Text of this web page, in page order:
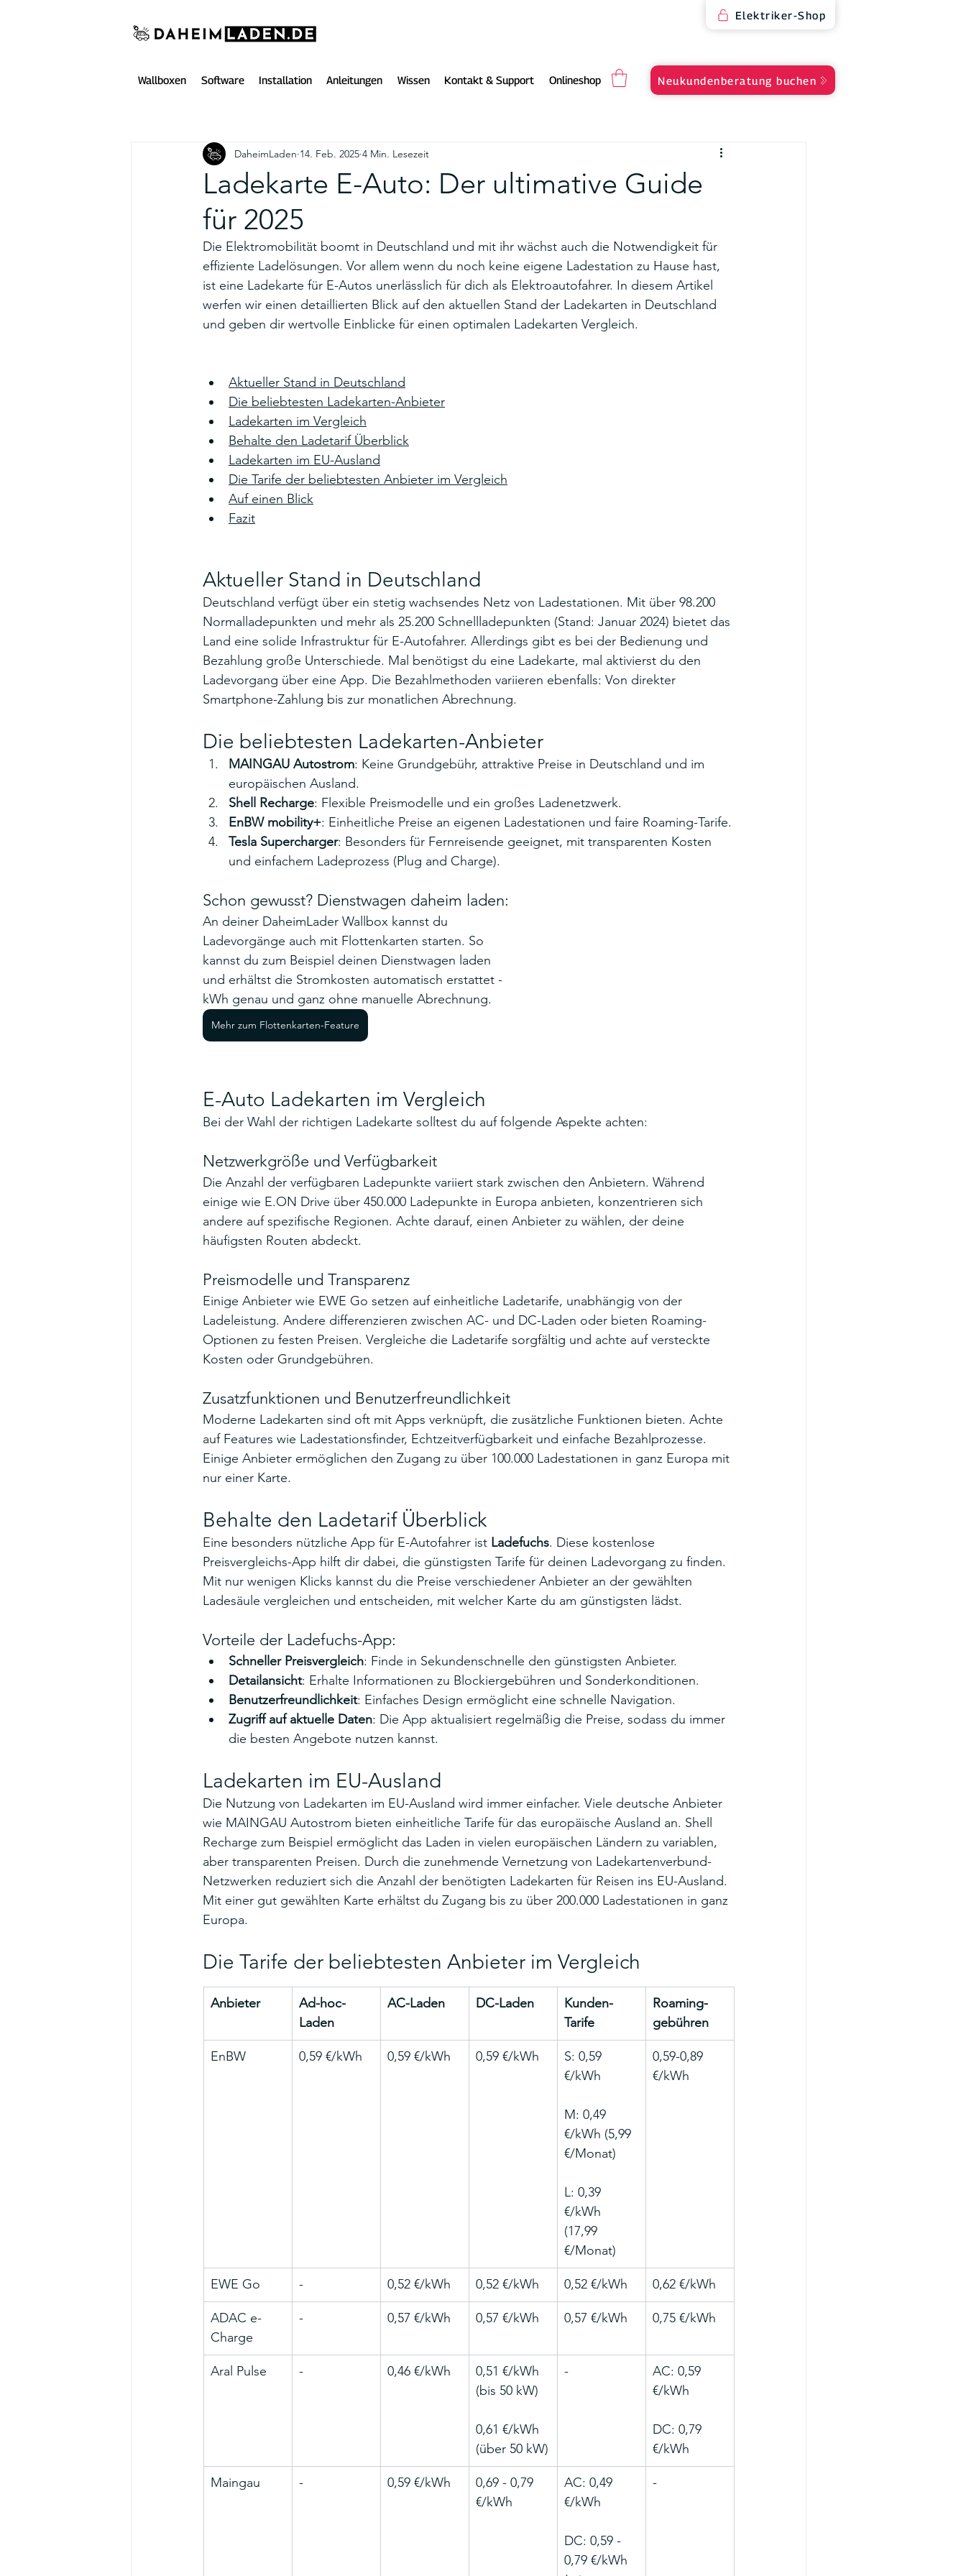
Wallboxen Software Installation Anleitungen Wissen Kontakt & Support Onlineshop
Elektriker-Shop
Neukundenberatung buchen
Ladekarte E-Auto: Der ultimative Guide
für 2025
DaheimLaden 14. Feb. 2025 4 Min. Lesezeit
Die Elektromobilität boomt in Deutschland und mit ihr wächst auch die Notwendigkeit für
effiziente Ladelösungen. Vor allem wenn du noch keine eigene Ladestation zu Hause hast,
ist eine Ladekarte für E-Autos unerlässlich für dich als Elektroautofahrer. In diesem Artikel
werfen wir einen detaillierten Blick auf den aktuellen Stand der Ladekarten in Deutschland
und geben dir wertvolle Einblicke für einen optimalen Ladekarten Vergleich.
Aktueller Stand in Deutschland
Die beliebtesten Ladekarten-Anbieter
Ladekarten im Vergleich
Behalte den Ladetarif Überblick
Ladekarten im EU-Ausland
Die Tarife der beliebtesten Anbieter im Vergleich
Auf einen Blick
Fazit
Aktueller Stand in Deutschland
Deutschland verfügt über ein stetig wachsendes Netz von Ladestationen. Mit über 98.200
Normalladepunkten und mehr als 25.200 Schnellladepunkten (Stand: Januar 2024) bietet das
Land eine solide Infrastruktur für E-Autofahrer. Allerdings gibt es bei der Bedienung und
Bezahlung große Unterschiede. Mal benötigst du eine Ladekarte, mal aktivierst du den
Ladevorgang über eine App. Die Bezahlmethoden variieren ebenfalls: Von direkter
Smartphone-Zahlung bis zur monatlichen Abrechnung.
Die beliebtesten Ladekarten-Anbieter
MAINGAU Autostrom: Keine Grundgebühr, attraktive Preise in Deutschland und im
europäischen Ausland.
Shell Recharge: Flexible Preismodelle und ein großes Ladenetzwerk.
EnBW mobility+: Einheitliche Preise an eigenen Ladestationen und faire Roaming-Tarife.
Tesla Supercharger: Besonders für Fernreisende geeignet, mit transparenten Kosten
und einfachem Ladeprozess (Plug and Charge).
Schon gewusst? Dienstwagen daheim laden:
An deiner DaheimLader Wallbox kannst du
Ladevorgänge auch mit Flottenkarten starten. So
kannst du zum Beispiel deinen Dienstwagen laden
und erhältst die Stromkosten automatisch erstattet -
kWh genau und ganz ohne manuelle Abrechnung.
Mehr zum Flottenkarten-Feature
E-Auto Ladekarten im Vergleich
Bei der Wahl der richtigen Ladekarte solltest du auf folgende Aspekte achten:
Netzwerkgröße und Verfügbarkeit
Die Anzahl der verfügbaren Ladepunkte variiert stark zwischen den Anbietern. Während
einige wie E.ON Drive über 450.000 Ladepunkte in Europa anbieten, konzentrieren sich
andere auf spezifische Regionen. Achte darauf, einen Anbieter zu wählen, der deine
häufigsten Routen abdeckt.
Preismodelle und Transparenz
Einige Anbieter wie EWE Go setzen auf einheitliche Ladetarife, unabhängig von der
Ladeleistung. Andere differenzieren zwischen AC- und DC-Laden oder bieten Roaming-
Optionen zu festen Preisen. Vergleiche die Ladetarife sorgfältig und achte auf versteckte
Kosten oder Grundgebühren.
Zusatzfunktionen und Benutzerfreundlichkeit
Moderne Ladekarten sind oft mit Apps verknüpft, die zusätzliche Funktionen bieten. Achte
auf Features wie Ladestationsfinder, Echtzeitverfügbarkeit und einfache Bezahlprozesse.
Einige Anbieter ermöglichen den Zugang zu über 100.000 Ladestationen in ganz Europa mit
nur einer Karte.
Behalte den Ladetarif Überblick
Eine besonders nützliche App für E-Autofahrer ist Ladefuchs. Diese kostenlose
Preisvergleichs-App hilft dir dabei, die günstigsten Tarife für deinen Ladevorgang zu finden.
Mit nur wenigen Klicks kannst du die Preise verschiedener Anbieter an der gewählten
Ladesäule vergleichen und entscheiden, mit welcher Karte du am günstigsten lädst.
Vorteile der Ladefuchs-App:
Schneller Preisvergleich: Finde in Sekundenschnelle den günstigsten Anbieter.
Detailansicht: Erhalte Informationen zu Blockiergebühren und Sonderkonditionen.
Benutzerfreundlichkeit: Einfaches Design ermöglicht eine schnelle Navigation.
Zugriff auf aktuelle Daten: Die App aktualisiert regelmäßig die Preise, sodass du immer
die besten Angebote nutzen kannst.
Ladekarten im EU-Ausland
Die Nutzung von Ladekarten im EU-Ausland wird immer einfacher. Viele deutsche Anbieter
wie MAINGAU Autostrom bieten einheitliche Tarife für das europäische Ausland an. Shell
Recharge zum Beispiel ermöglicht das Laden in vielen europäischen Ländern zu variablen,
aber transparenten Preisen. Durch die zunehmende Vernetzung von Ladekartenverbund-
Netzwerken reduziert sich die Anzahl der benötigten Ladekarten für Reisen ins EU-Ausland.
Mit einer gut gewählten Karte erhältst du Zugang bis zu über 200.000 Ladestationen in ganz
Europa.
Die Tarife der beliebtesten Anbieter im Vergleich
Anbieter
Ad-hoc-
Laden
AC-Laden DC-Laden
Kunden-
Tarife
Roaming-
gebühren
EnBW 0,59 €/kWh 0,59 €/kWh 0,59 €/kWh
S: 0,59
€/kWh
M: 0,49
€/kWh (5,99
€/Monat)
L: 0,39
€/kWh
(17,99
€/Monat)
0,59-0,89
€/kWh
EWE Go - 0,52 €/kWh 0,52 €/kWh 0,52 €/kWh 0,62 €/kWh
ADAC e-
Charge
- 0,57 €/kWh 0,57 €/kWh 0,57 €/kWh 0,75 €/kWh
Aral Pulse - 0,46 €/kWh
0,51 €/kWh
(bis 50 kW)
0,61 €/kWh
(über 50 kW)
-
AC: 0,59
€/kWh
DC: 0,79
€/kWh
Maingau - 0,59 €/kWh
0,69 - 0,79
€/kWh
AC: 0,49
€/kWh
DC: 0,59 -
0,79 €/kWh
-